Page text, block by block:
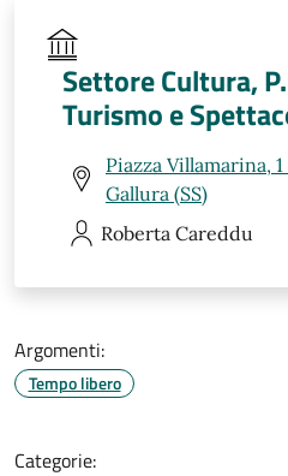
Settore Cultura,
Turismo e
Piazza Villamarina,
Gallura (SS)
Roberta Careddu
Argomenti:
Tempo libero
Categorie: